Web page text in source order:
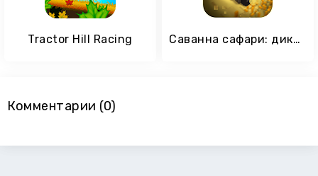
Tractor Hill Racing Саванна сафари: дикие животные
Комментарии (0)